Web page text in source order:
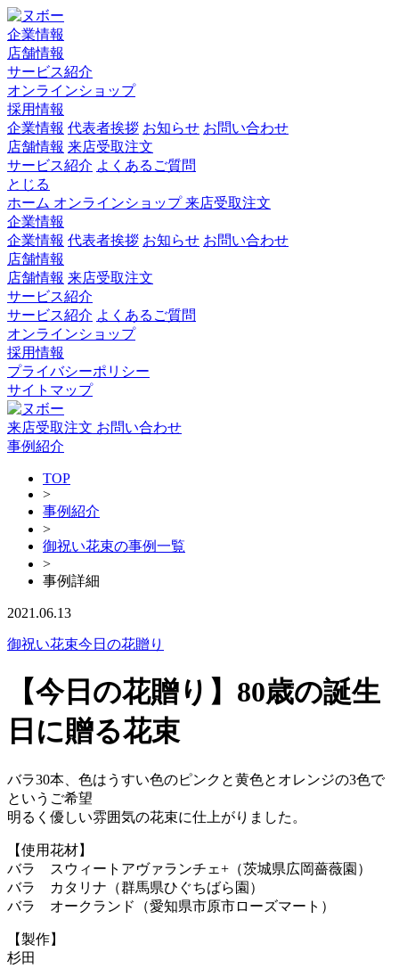
企業情報
店舗情報
サービス紹介
オンラインショップ
採用情報
企業情報 代表者挨拶 お知らせ お問い合わせ
店舗情報 来店受取注文
サービス紹介 よくあるご質問
とじる
ホーム オンラインショップ来店受取注文
企業情報
企業情報 代表者挨拶 お知らせ お問い合わせ
店舗情報
店舗情報 来店受取注文
サービス紹介
サービス紹介 よくあるご質問
オンラインショップ
採用情報
プライバシーポリシー
サイトマップ
来店受取注文 お問い合わせ
事例紹介
TOP
>
事例紹介
>
御祝い花束の事例一覧
>
事例詳細
2021.06.13
御祝い花束今日の花贈り
【今日の花贈り】80歳の誕生
日に贈る花束
バラ30本、色はうすい色のピンクと黄色とオレンジの3色で
というご希望
明るく優しい雰囲気の花束に仕上がりました。
【使用花材】
バラ スウィートアヴァランチェ+（茨城県広岡薔薇園）
バラ カタリナ（群馬県ひぐちばら園）
バラ オークランド（愛知県市原市ローズマート）
【製作】
杉田